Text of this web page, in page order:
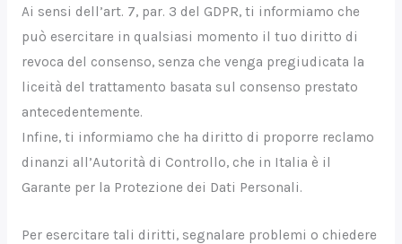
Ai sensi dell’art. 7, par. 3 del GDPR, ti informiamo che
può esercitare in qualsiasi momento il tuo diritto di
revoca del consenso, senza che venga pregiudicata la
liceità del trattamento basata sul consenso prestato
antecedentemente.
Infine, ti informiamo che ha diritto di proporre reclamo
dinanzi all’Autorità di Controllo, che in Italia è il
Garante per la Protezione dei Dati Personali.
Per esercitare tali diritti, segnalare problemi o chiedere